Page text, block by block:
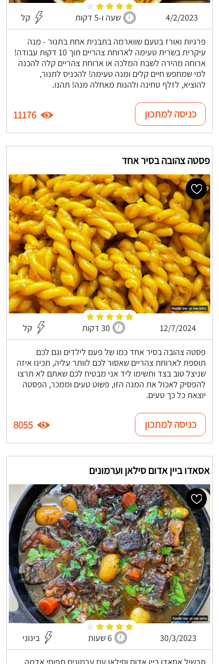
4/2/2023 שעה ו-5 דקות קל
פרגיות ואורז בטעם שווארמה בתבנית אחת בתנור - מנה
עיקרית בשרית טעימה לארוחת צהריים תוך 10 דקות עבודה!
ארוחה מהירה לשבת המלכה או ארוחת צהריים קלה להכנה
למי שמחפש חיים קלים ומנה טעימה! להכניס לתנור,
להוציא, לזלף טחינה ולהנות מאחלה מנה! תהנו.
כניסה למתכון 11176
פסטה צהובה בסיר אחד
12/7/2024 30 דקות קל
פסטה צהובה בסיר אחד כמו של פעם לילדים וגם לכם
תוספת לארוחת צהריים שאסור לכם לוותר עליה, תכינו איזה
שניצל טוב בצד ותשימו ליד אני מבטיח לכם שאתם לא תרצו
להפסיק לאכול את המנה הזו, פשוט טעים וממכר, הפסטה
יוצאת כל כך טעים.
כניסה למתכון 8055
אסאדו ביין אדום סילאן וערמונים
30/3/2023 6 שעות בינוני
תבשיל אסאדו ביין אדום וסילאן עם ערמונים תפוחי אדמה